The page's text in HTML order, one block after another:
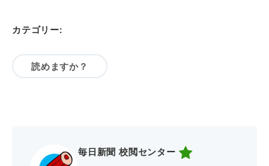
カテゴリー:
読めますか？
毎日新聞 校閲センター